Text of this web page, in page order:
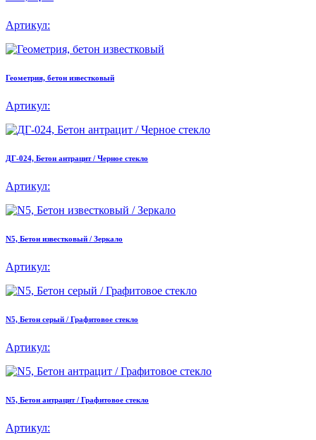
Артикул:
Геометрия, бетон известковый
Артикул:
ДГ-024, Бетон антрацит / Черное стекло
Артикул:
N5, Бетон известковый / Зеркало
Артикул:
N5, Бетон серый / Графитовое стекло
Артикул:
N5, Бетон антрацит / Графитовое стекло
Артикул: